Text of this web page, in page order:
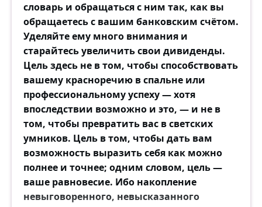
словарь и обращаться с ним так, как вы
обращаетесь с вашим банковским счётом.
Уделяйте ему много внимания и
старайтесь увеличить свои дивиденды.
Цель здесь не в том, чтобы способствовать
вашему красноречию в спальне или
профессиональному успеху — хотя
впоследствии возможно и это, — и не в
том, чтобы превратить вас в светских
умников. Цель в том, чтобы дать вам
возможность выразить себя как можно
полнее и точнее; одним словом, цель —
ваше равновесие. Ибо накопление
невыговоренного, невысказанного